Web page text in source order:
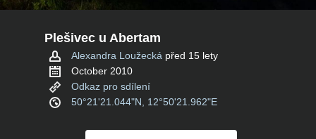
Plešivec u Abertam
Alexandra Loužecká před 15 lety
October 2010
Odkaz pro sdílení
50°21'21.044"N, 12°50'21.962"E